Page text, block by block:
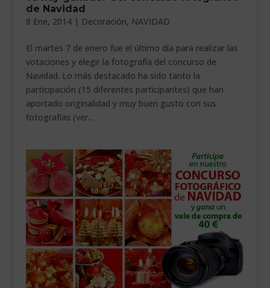
de Navidad
8 Ene, 2014| Decoración, NAVIDAD
El martes 7 de enero fue el último día para realizar las
votaciones y elegir la fotografía del concurso de
Navidad. Lo más destacado ha sido tanto la
participación (15 diferentes participantes) que han
aportado originalidad y muy buen gusto con sus
fotografías (ver...